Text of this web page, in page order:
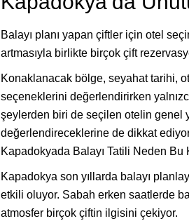
Balayı planı yapan çiftler için otel
artmasıyla birlikte birçok çift
Konaklanacak bölge, seyahat tarihi,
seçeneklerini değerlendirirken
şeylerden biri de seçilen otelin genel
değerlendireceklerine de dikkat
Kapadokyada Balayı Tatili Neden Bu
Kapadokya son yıllarda balayı
etkili oluyor. Sabah erken saatlerde
atmosfer birçok çiftin ilgisini çekiyor.